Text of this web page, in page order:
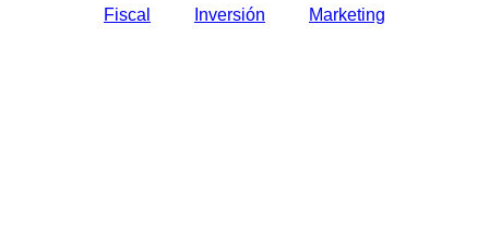
Fiscal Inversión Marketing